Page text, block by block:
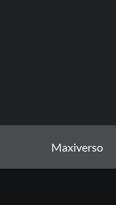
Maxiverso